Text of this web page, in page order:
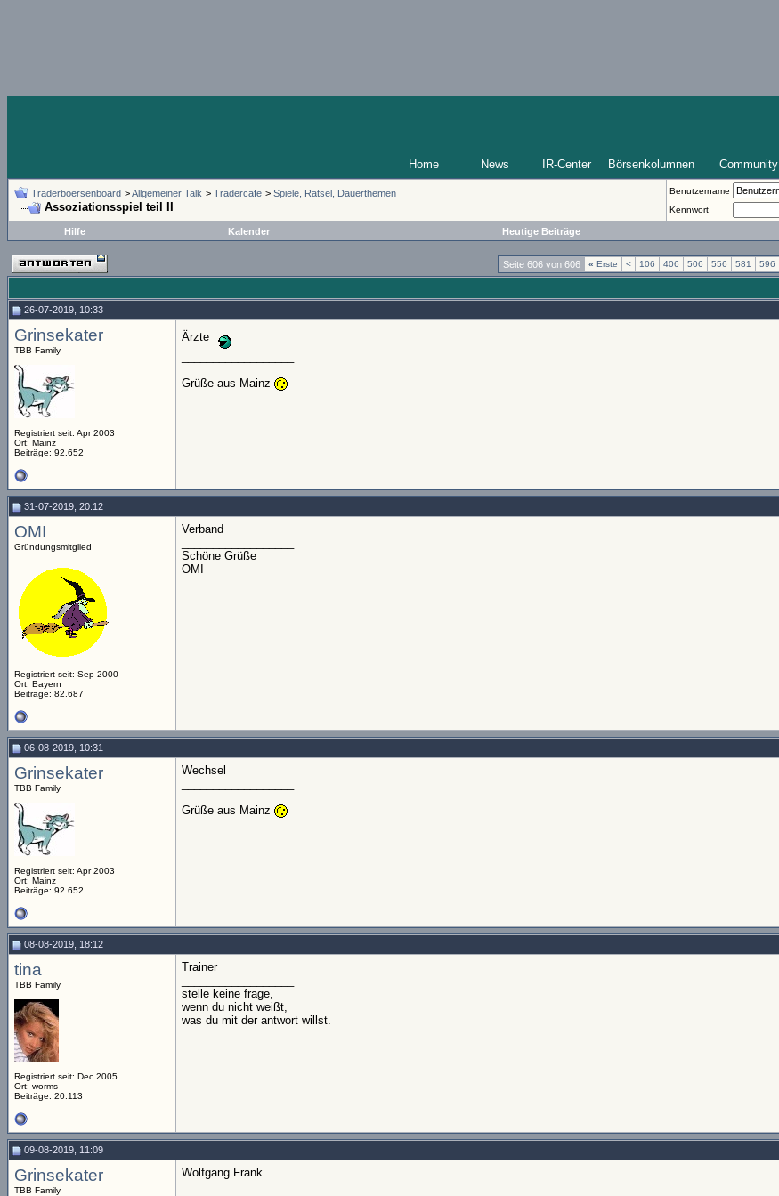
Home News IR-Center Börsenkolumnen Community
Traderboersenboard >Allgemeiner Talk > Tradercafe > Spiele, Rätsel, Dauerthemen
Assoziationsspiel teil II
Benutzername
Kennwort
Hilfe Kalender Heutige Beiträge
Seite 606 von 606 « Erste < 106 406 506 556 581 596
26-07-2019, 10:33
Grinsekater
TBB Family
Registriert seit: Apr 2003
Ort: Mainz
Beiträge: 92.652
Ärzte
Grüße aus Mainz
31-07-2019, 20:12
OMI
Gründungsmitglied
Registriert seit: Sep 2000
Ort: Bayern
Beiträge: 82.687
Verband
Schöne Grüße
OMI
06-08-2019, 10:31
Grinsekater
TBB Family
Registriert seit: Apr 2003
Ort: Mainz
Beiträge: 92.652
Wechsel
Grüße aus Mainz
08-08-2019, 18:12
tina
TBB Family
Registriert seit: Dec 2005
Ort: worms
Beiträge: 20.113
Trainer
stelle keine frage,
wenn du nicht weißt,
was du mit der antwort willst.
09-08-2019, 11:09
Grinsekater
TBB Family
Wolfgang Frank